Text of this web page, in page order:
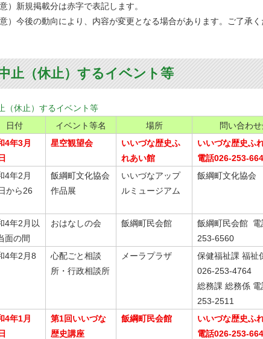
境・ゴミ
全・防犯
窓口
人権・平和啓発
学校給食
飯綱町コミュニ
ティスクール
意）新規掲載分は赤字で表記します。
意）今後の動向により、内容が変更となる場合があります。ご了承く
止（休止）するイベント等
（休止）するイベント等
日付
イベント等名 場所 問い合わ
4年3月
星空観望会
いいづな歴史ふ
れあい館
いいづな歴史ふ
電話026-253-
4年2月
から26
飯綱町文化協会
作品展
いいづなアップ
ルミュージアム
飯綱町文化協会
4年2月以
面の間
おはなしの会 飯綱町民会館
飯綱町民会館 電
253-6560
4年2月8
心配ごと相談
所・行政相談所
メーラプラザ
保健福祉課 福祉
026-253-4764
総務課 総務係
253-2511
4年1月
第1回いいづな
歴史講座
飯綱町民会館
いいづな歴史ふ
電話026-253-